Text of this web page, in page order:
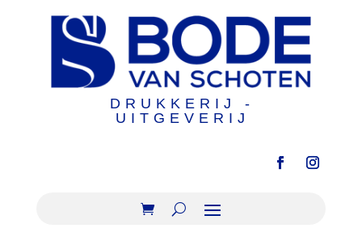
DRUKKERIJ -
UITGEVERIJ